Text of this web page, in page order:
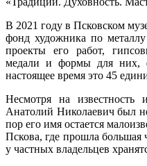
В 2021 году в Псковском
фонд художника по
проекты его работ,
медали и формы для них,
настоящее время это 45
Несмотря на известность
Анатолий Николаевич был
пор его имя остается
Пскова, где прошла большая
у частных владельцев